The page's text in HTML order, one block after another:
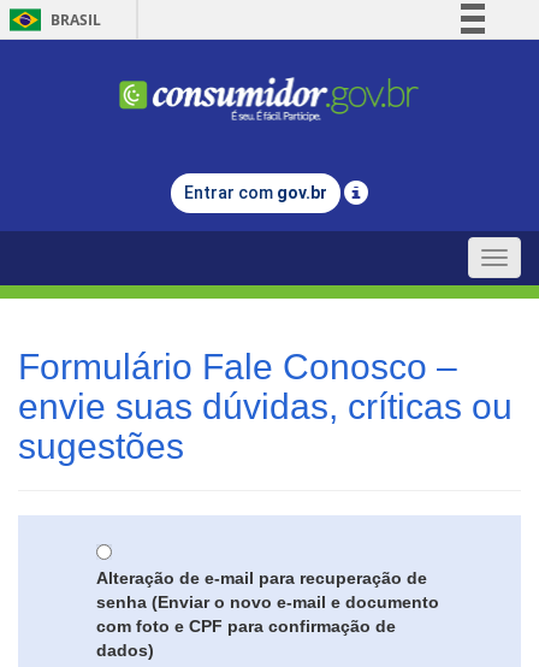
BRASIL
Comunica BR
Legislação
Entrar com gov.br
Toggle
Formulário Fale Conosco –
envie suas dúvidas, críticas ou
sugestões
Alteração de e-mail para recuperação de
senha (Enviar o novo e-mail e documento
com foto e CPF para confirmação de
dados)